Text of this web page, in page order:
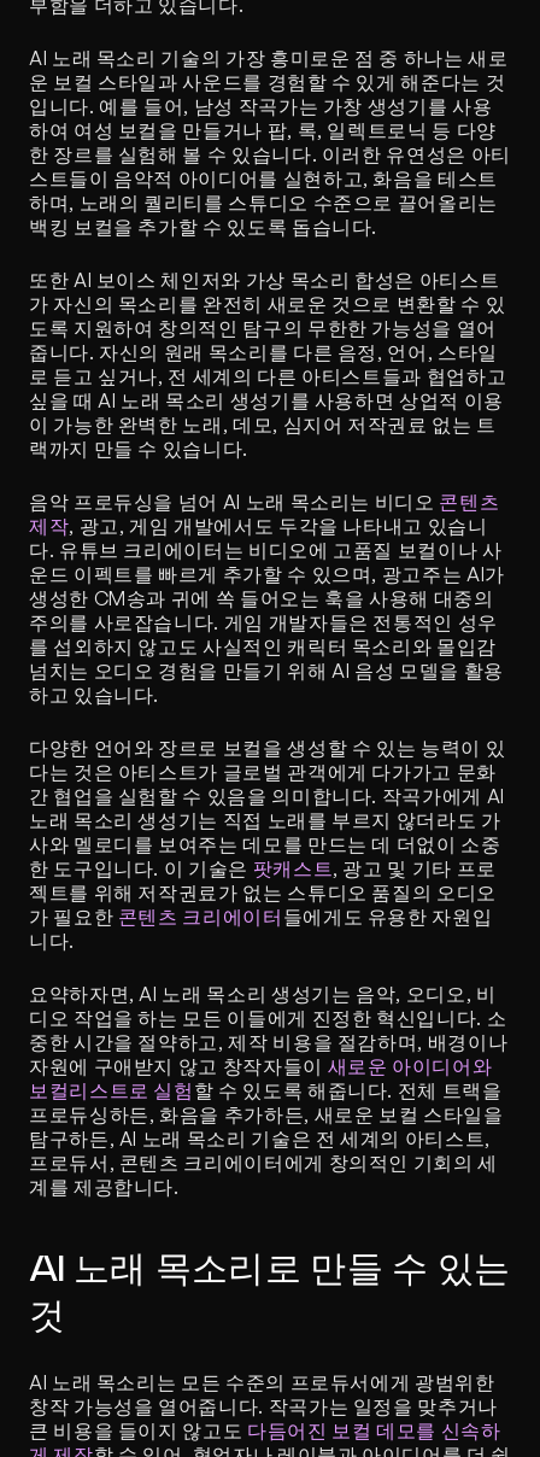
AI 노래 목소리 기술의 가장 흥미로운 점 중 하나는 새로
운 보컬 스타일과 사운드를 경험할 수 있게 해준다는 것
입니다. 예를 들어, 남성 작곡가는 가창 생성기를 사용
하여 여성 보컬을 만들거나 팝, 록, 일렉트로닉 등 다양
한 장르를 실험해 볼 수 있습니다. 이러한 유연성은 아티
스트들이 음악적 아이디어를 실현하고, 화음을 테스트
하며, 노래의 퀄리티를 스튜디오 수준으로 끌어올리는
백킹 보컬을 추가할 수 있도록 돕습니다.
또한 AI 보이스 체인저와 가상 목소리 합성은 아티스트
가 자신의 목소리를 완전히 새로운 것으로 변환할 수 있
도록 지원하여 창의적인 탐구의 무한한 가능성을 열어
줍니다. 자신의 원래 목소리를 다른 음정, 언어, 스타일
로 듣고 싶거나, 전 세계의 다른 아티스트들과 협업하고
싶을 때 AI 노래 목소리 생성기를 사용하면 상업적 이용
이 가능한 완벽한 노래, 데모, 심지어 저작권료 없는 트
랙까지 만들 수 있습니다.
음악 프로듀싱을 넘어 AI 노래 목소리는 비디오 콘텐츠
제작, 광고, 게임 개발에서도 두각을 나타내고 있습니
다. 유튜브 크리에이터는 비디오에 고품질 보컬이나 사
운드 이펙트를 빠르게 추가할 수 있으며, 광고주는 AI가
생성한 CM송과 귀에 쏙 들어오는 훅을 사용해 대중의
주의를 사로잡습니다. 게임 개발자들은 전통적인 성우
를 섭외하지 않고도 사실적인 캐릭터 목소리와 몰입감
넘치는 오디오 경험을 만들기 위해 AI 음성 모델을 활용
하고 있습니다.
다양한 언어와 장르로 보컬을 생성할 수 있는 능력이 있
다는 것은 아티스트가 글로벌 관객에게 다가가고 문화
간 협업을 실험할 수 있음을 의미합니다. 작곡가에게 AI
노래 목소리 생성기는 직접 노래를 부르지 않더라도 가
사와 멜로디를 보여주는 데모를 만드는 데 더없이 소중
한 도구입니다. 이 기술은 팟캐스트, 광고 및 기타 프로
젝트를 위해 저작권료가 없는 스튜디오 품질의 오디오
가 필요한 콘텐츠 크리에이터 들에게도 유용한 자원입
니다.
요약하자면, AI 노래 목소리 생성기는 음악, 오디오, 비
디오 작업을 하는 모든 이들에게 진정한 혁신입니다. 소
중한 시간을 절약하고, 제작 비용을 절감하며, 배경이나
자원에 구애받지 않고 창작자들이 새로운 아이디어와
보컬리스트로 실험 할 수 있도록 해줍니다. 전체 트랙을
프로듀싱하든, 화음을 추가하든, 새로운 보컬 스타일을
탐구하든, AI 노래 목소리 기술은 전 세계의 아티스트,
프로듀서, 콘텐츠 크리에이터에게 창의적인 기회의 세
계를 제공합니다.
AI 노래 목소리로 만들 수 있는
것
AI 노래 목소리는 모든 수준의 프로듀서에게 광범위한
창작 가능성을 열어줍니다. 작곡가는 일정을 맞추거나
큰 비용을 들이지 않고도 다듬어진 보컬 데모를 신속하